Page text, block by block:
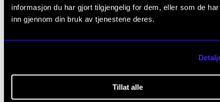
informasjon du har gjort tilgjengelig for dem, eller som de
inn gjennom din bruk av tjenestene deres.
Tillat alle